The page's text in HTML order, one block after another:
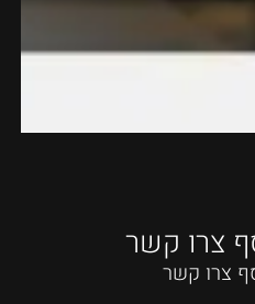
צרו קשר
צרו קשר